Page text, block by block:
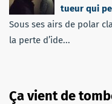
tueur qui
Sous ses airs de polar
la perte d’ide...
Ça vient de